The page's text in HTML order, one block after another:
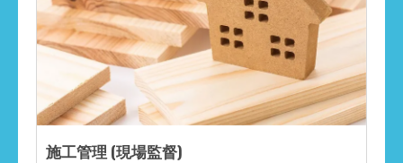
施工管理 (現場監督)